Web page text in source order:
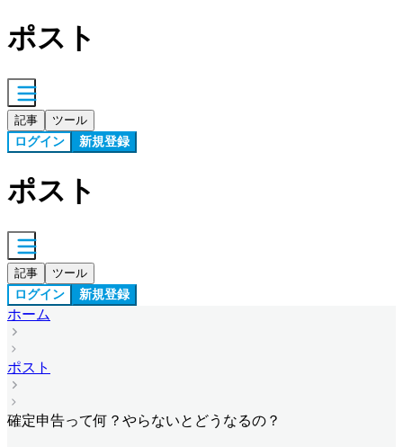
ポスト
記事 ツール
ログイン 新規登録
ポスト
記事 ツール
ログイン 新規登録
ホーム
ポスト
確定申告って何？やらないとどうなるの？